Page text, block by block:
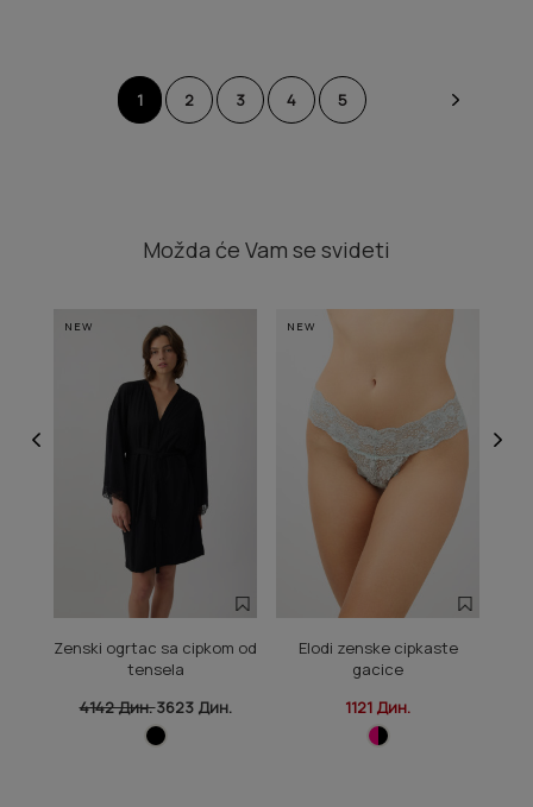
1 2 3 4 5
Možda će Vam se svideti
NEW
Zenski ogrtac sa cipkom od
tensela
4142 Дин.3623 Дин.
NEW
Elodi zenske cipkaste
gacice
1121 Дин.